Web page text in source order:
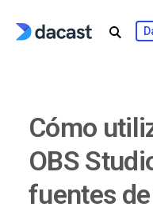
Cómo
OBS
fuentes